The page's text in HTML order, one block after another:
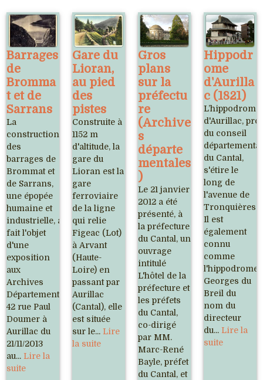
Barrages
de
Bromma
t et de
Sarrans
La
construction
des
barrages de
Brommat et
de Sarrans,
une épopée
humaine et
industrielle, a
fait l'objet
d'une
exposition
aux
Archives
Départementales,
42 rue Paul
Doumer à
Aurillac du
21/11/2013
au... Lire la
suite
Gare du
Lioran,
au pied
des
pistes
Construite à
1152 m
d'altitude, la
gare du
Lioran est la
gare
ferroviaire
de la ligne
qui relie
Figeac (Lot)
à Arvant
(Haute-
Loire) en
passant par
Aurillac
(Cantal), elle
est située
sur le... Lire
la suite
Gros
plans
sur la
préfectu
re
(Archive
s
départe
mentales
)
Le 21 janvier
2012 a été
présenté, à
la préfecture
du Cantal, un
ouvrage
intitulé
L'hôtel de la
préfecture et
les préfets
du Cantal,
co-dirigé
par MM.
Marc-René
Bayle, préfet
du Cantal, et
Hippodr
ome
d'Aurilla
c (1821)
L’hippodrome
d'Aurillac,
du conseil
départemental
du Cantal,
s'étire le
long de
l'avenue de
Tronquières.
Il est
également
connu
comme
l'hippodrome
Georges du
Breil du
nom du
directeur
du... Lire la
suite